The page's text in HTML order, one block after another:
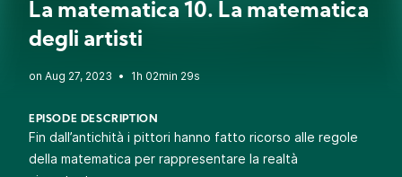
La matematica 10. La matematica
degli artisti
• 1h 02min 29s
EPISODE DESCRIPTION
Fin dall’antichità i pittori hanno fatto ricorso alle regole
della matematica per rappresentare la realtà